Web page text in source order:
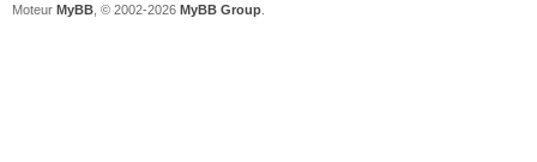
Moteur MyBB , © 2002-2026 MyBB Group